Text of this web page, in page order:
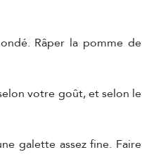
Râper la pomme de
votre goût, et selon le
galette assez fine. Faire